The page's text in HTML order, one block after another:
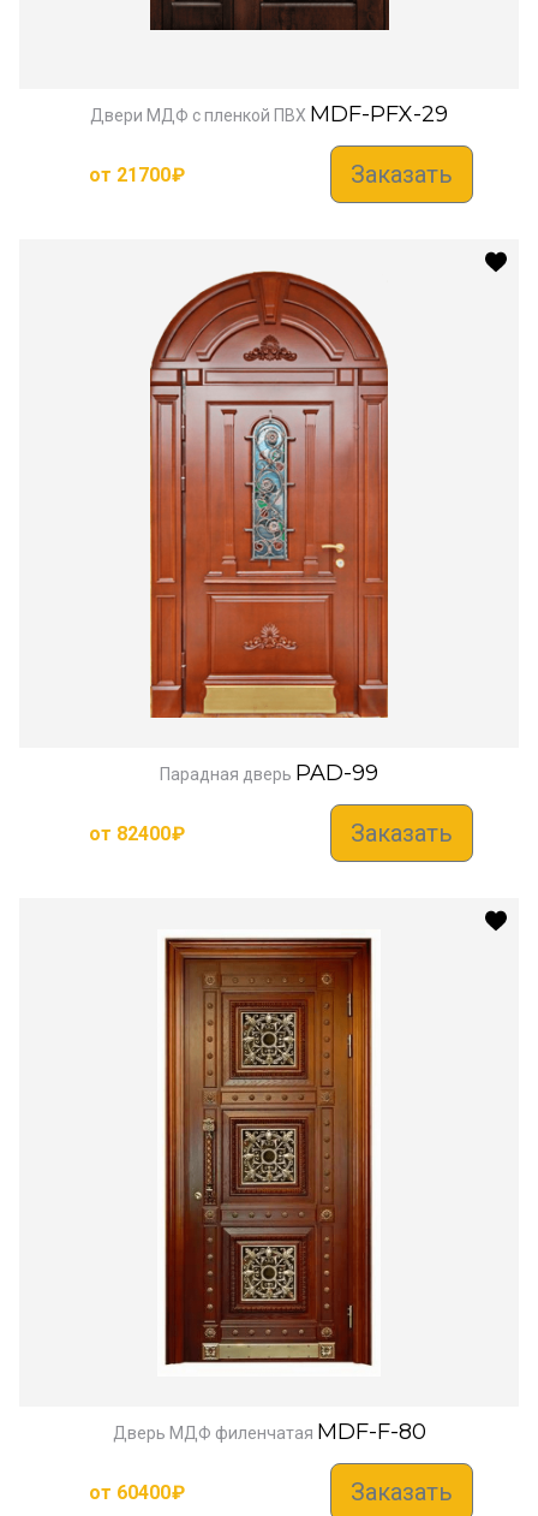
Двери МДФ с пленкой ПВХ MDF-PFX-29
от 21700₽ Заказать
Парадная дверь PAD-99
от 82400₽ Заказать
Дверь МДФ филенчатая MDF-F-80
от 60400₽ Заказать